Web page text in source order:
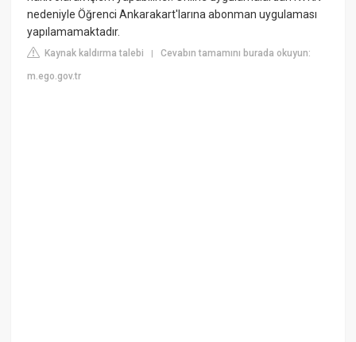
nedeniyle Öğrenci Ankarakart'larına abonman uygulaması
yapılamamaktadır.
Kaynak kaldırma talebi |Cevabın tamamını burada okuyun:
m.ego.gov.tr